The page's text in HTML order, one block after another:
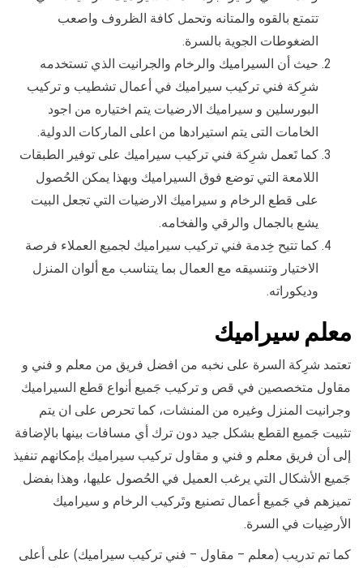
تتمتع بالقوه والمتانه وتحمل كافة الظروف واصعب
الضغوطات الجوية بالسرة.
حيث أن السيراميك والرخام والجرانيت الذي تستخدمه
شرِكة فني تركيب سيراميك في أعمال تشطيب و تركيب
البورسلين و سيراميك الارضيات يتم اختياره من اجود
الخامات التى يتم استيرادها من اعلى الماركات الدولية.
كما تَعمل شرِكة فني تركيب سيراميك على توفير الطبقات
اللامعة التي توضع فوق السيراميك وبهذا يمكن الحُصول
على قطع الرخام و سيراميك الارضيات التي تجعل البيت
يشع بالجمال والرقي والفخامه.
كما تتيح خِدمة فني تركيب سيراميك لجميع العملاء فرصة
الاختيار وتنسيقه مع العمال بما يتناسب مع ألوان المنزل
وديكوراته.
معلم سيراميك
تعتمد شرِكة السرة على نخبه من افضل فريق من معلم و فني و
مقاول متخصصين في قص و تركيب جَميع أنواع قطع السيراميك
وجرانيت المنزل وغيره من المنشات، كما تحرص على ان يتم
تثبيت جَميع القطع بشكل جيد دون ترك أي مسافات بينها بالإضافة
إلى أن فريق معلم و فني و مقاول تركيب سيراميك بإمكانهم تنفيذ
جَميع الأشكال التي يرغب العميل في الحُصول عليها، وهذا بفضل
تميزهم في جَميع أعمال تصنيع وتَركيب الرخام و سيراميك
الأرضِيات في السرة.
كما تم تدريب (معلم – مقاول – فني تركيب سيراميك) على أعلى